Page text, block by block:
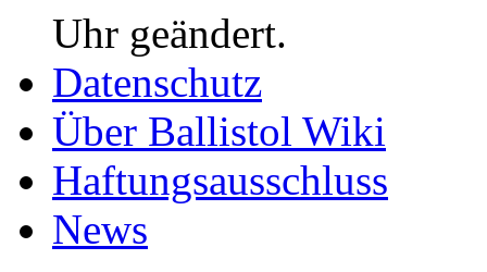
Uhr geändert.
Datenschutz
Über Ballistol Wiki
Haftungsausschluss
News